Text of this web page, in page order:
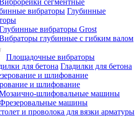
сегментные
Глубинные
вибраторы Grost
глубинные с гибким валом
Площадочные вибраторы
Гладилки для бетона
и шлифование
шлифовальные машины
машины